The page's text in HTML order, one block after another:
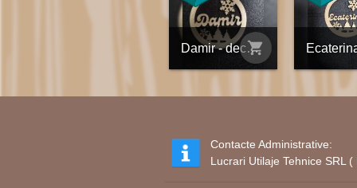
Damir - decorațiune din placaj personalizată
shopping_cart
Contacte Administrative:
Lucrari Utilaje Tehnice SRL